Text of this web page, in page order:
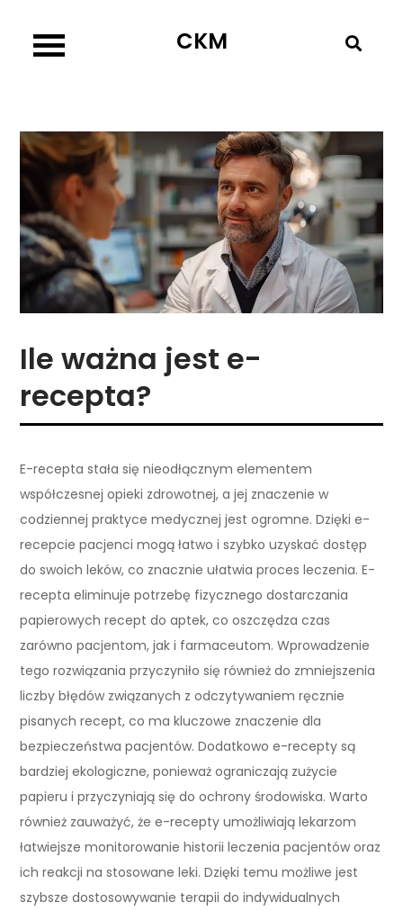
content
CKM
Ile ważna jest e-
recepta?
E-recepta stała się nieodłącznym elementem
współczesnej opieki zdrowotnej, a jej znaczenie w
codziennej praktyce medycznej jest ogromne. Dzięki e-
recepcie pacjenci mogą łatwo i szybko uzyskać dostęp
do swoich leków, co znacznie ułatwia proces leczenia. E-
recepta eliminuje potrzebę fizycznego dostarczania
papierowych recept do aptek, co oszczędza czas
zarówno pacjentom, jak i farmaceutom. Wprowadzenie
tego rozwiązania przyczyniło się również do zmniejszenia
liczby błędów związanych z odczytywaniem ręcznie
pisanych recept, co ma kluczowe znaczenie dla
bezpieczeństwa pacjentów. Dodatkowo e-recepty są
bardziej ekologiczne, ponieważ ograniczają zużycie
papieru i przyczyniają się do ochrony środowiska. Warto
również zauważyć, że e-recepty umożliwiają lekarzom
łatwiejsze monitorowanie historii leczenia pacjentów oraz
ich reakcji na stosowane leki. Dzięki temu możliwe jest
szybsze dostosowywanie terapii do indywidualnych